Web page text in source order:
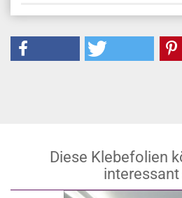
Diese Klebefolien
interessant